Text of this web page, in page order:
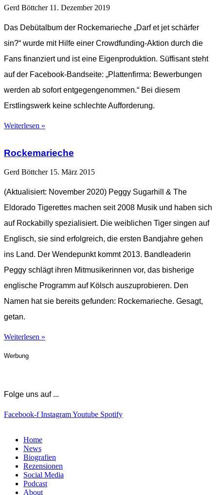
Gerd Böttcher 11. Dezember 2019
Das Debütalbum der Rockemarieche „Darf et jet schärfer
sin?“ wurde mit Hilfe einer Crowdfunding-Aktion durch die
Fans finanziert und ist eine Eigenproduktion. Süffisant steht
auf der Facebook-Bandseite: „Plattenfirma: Bewerbungen
werden ab sofort entgegengenommen.“ Bei diesem
Erstlingswerk keine schlechte Aufforderung.
Weiterlesen »
Rockemarieche
Gerd Böttcher 15. März 2015
(Aktualisiert: November 2020) Peggy Sugarhill & The
Eldorado Tigerettes machen seit 2008 Musik und haben sich
auf Rockabilly spezialisiert. Die weiblichen Tiger singen auf
Englisch, sie sind erfolgreich, die ersten Bandjahre gehen
ins Land. Der Wendepunkt kommt 2013. Bandleaderin
Peggy schlägt ihren Mitmusikerinnen vor, das bisherige
englische Programm auf Kölsch auszuprobieren. Den
Namen hat sie bereits gefunden: Rockemarieche. Gesagt,
getan.
Weiterlesen »
Werbung
Folge uns auf ...
Facebook-f InstagramYoutube Spotify
Home
News
Biografien
Rezensionen
Social Media
Podcast
About